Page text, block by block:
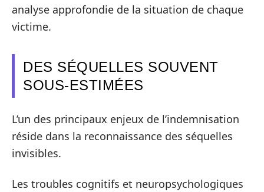
analyse approfondie de la situation de chaque
victime.
DES SÉQUELLES SOUVENT
SOUS-ESTIMÉES
L’un des principaux enjeux de l’indemnisation
réside dans la reconnaissance des séquelles
invisibles.
Les troubles cognitifs et neuropsychologiques